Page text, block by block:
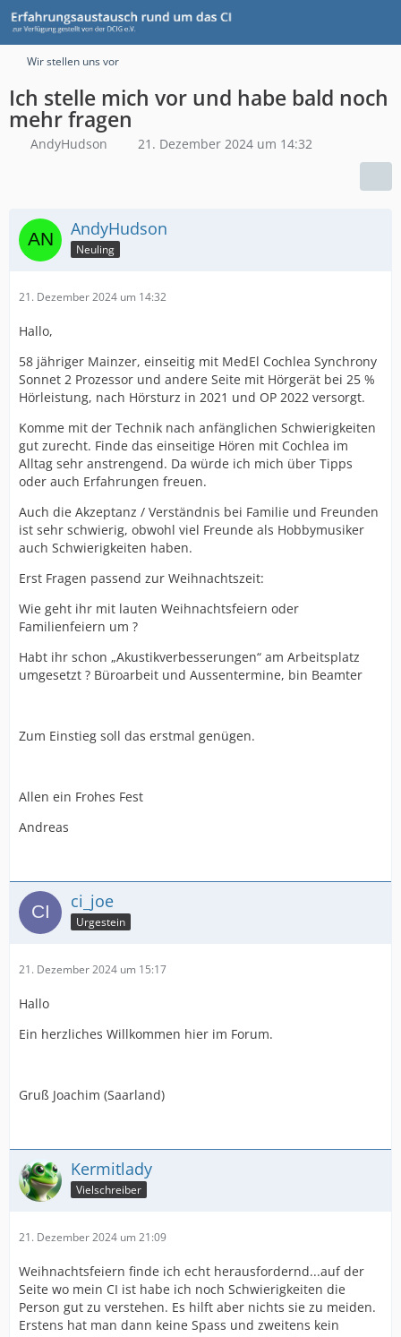
Wir stellen uns vor
Ich stelle mich vor und habe bald noch
mehr fragen
AndyHudson 21. Dezember 2024 um 14:32
AndyHudson
Neuling
21. Dezember 2024 um 14:32
Hallo,
58 jähriger Mainzer, einseitig mit MedEl Cochlea Synchrony
Sonnet 2 Prozessor und andere Seite mit Hörgerät bei 25 %
Hörleistung, nach Hörsturz in 2021 und OP 2022 versorgt.
Komme mit der Technik nach anfänglichen Schwierigkeiten
gut zurecht. Finde das einseitige Hören mit Cochlea im
Alltag sehr anstrengend. Da würde ich mich über Tipps
oder auch Erfahrungen freuen.
Auch die Akzeptanz / Verständnis bei Familie und Freunden
ist sehr schwierig, obwohl viel Freunde als Hobbymusiker
auch Schwierigkeiten haben.
Erst Fragen passend zur Weihnachtszeit:
Wie geht ihr mit lauten Weihnachtsfeiern oder
Familienfeiern um ?
Habt ihr schon „Akustikverbesserungen“ am Arbeitsplatz
umgesetzt ? Büroarbeit und Aussentermine, bin Beamter
Zum Einstieg soll das erstmal genügen.
Allen ein Frohes Fest
Andreas
ci_joe
Urgestein
21. Dezember 2024 um 15:17
Hallo
Ein herzliches Willkommen hier im Forum.
Gruß Joachim (Saarland)
Kermitlady
Vielschreiber
21. Dezember 2024 um 21:09
Weihnachtsfeiern finde ich echt herausfordernd...auf der
Seite wo mein CI ist habe ich noch Schwierigkeiten die
Person gut zu verstehen. Es hilft aber nichts sie zu meiden.
Erstens hat man dann keine Spass und zweitens kein